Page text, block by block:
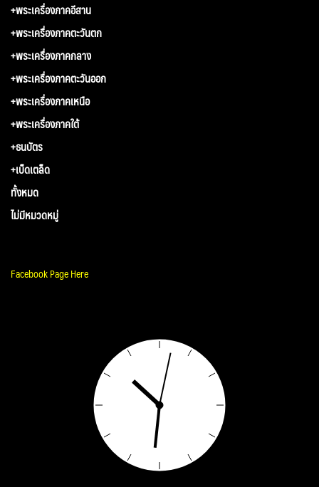
+พระเครื่องภาคอีสาน
+พระเครื่องภาคตะวันตก
+พระเครื่องภาคกลาง
+พระเครื่องภาคตะวันออก
+พระเครื่องภาคเหนือ
+พระเครื่องภาคใต้
+ธนบัตร
+เบ็ดเตล็ด
ทั้งหมด
ไม่มีหมวดหมู่
Facebook Page Here